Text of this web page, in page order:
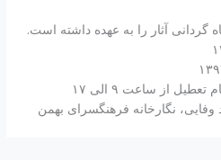
گردانی آثار را به عهده داشته است.
از ساعت ۹ الی ۱۷
نگارخانه فرهنگسرای بهمن